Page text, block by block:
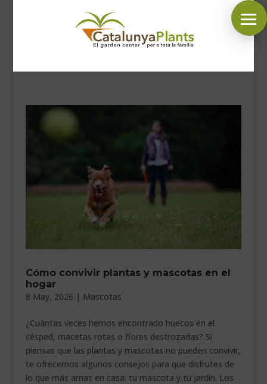
SÍGUENOS EN:
HORARIO GARDEN
CONTACTAR
___________________________
VEURE EN CATALÀ
Cómo convivir plantas y mascotas en el
hogar
8 May, 2026 | Mascotas
¿Cuántas veces hemos encontrado huecos en el
césped, macetas rotas o flores destrozadas? Si
piensas que las plantas y mascotas no pueden convivir,
te ofrecemos algunos consejos para que disfrutes de
lo que más amas en casa: tu mascota y tu jardín. Los